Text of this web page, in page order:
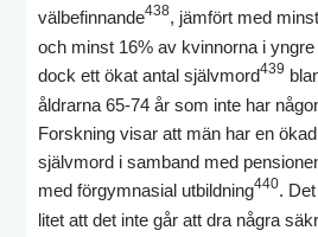
välbefinnande438, jämfört med
och minst 16% av kvinnorna i
dock ett ökat antal självmord439
åldrarna 65-74 år som inte har
Forskning visar att män har en
självmord i samband med
med förgymnasial utbildning440.
litet att det inte går att dra några